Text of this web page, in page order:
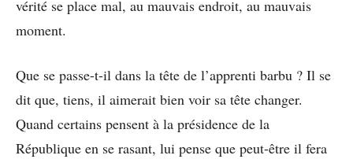
vérité se place mal, au mauvais endroit, au mauvais
moment.
Que se passe-t-il dans la tête de l’apprenti barbu ? Il se
dit que, tiens, il aimerait bien voir sa tête changer.
Quand certains pensent à la présidence de la
République en se rasant, lui pense que peut-être il fera